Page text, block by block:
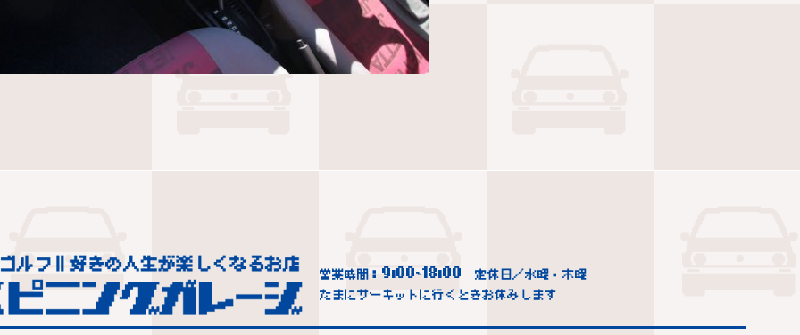
営業時間： 9:00~18:00
定休日／水曜・木曜
たまにサーキットに行くときお休みします